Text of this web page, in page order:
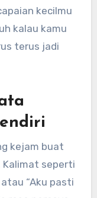
kecilmu
kalau kamu
terus jadi
kejam buat
seperti
atau “Aku pasti